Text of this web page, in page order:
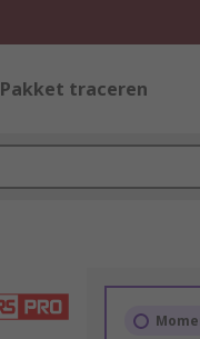
Pakket traceren